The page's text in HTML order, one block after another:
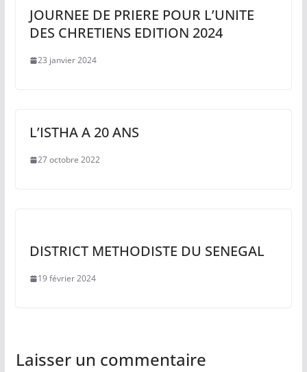
JOURNEE DE PRIERE POUR L’UNITE
DES CHRETIENS EDITION 2024
23 janvier 2024
L’ISTHA A 20 ANS
27 octobre 2022
DISTRICT METHODISTE DU SENEGAL
19 février 2024
Laisser un commentaire